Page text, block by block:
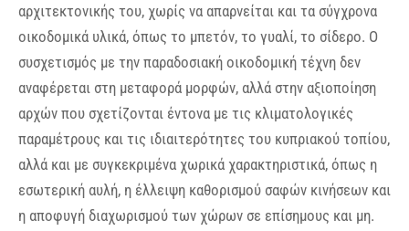
αρχιτεκτονικής του, χωρίς να απαρνείται και τα σύγχρονα
οικοδομικά υλικά, όπως το μπετόν, το γυαλί, το σίδερο. Ο
συσχετισμός με την παραδοσιακή οικοδομική τέχνη δεν
αναφέρεται στη μεταφορά μορφών, αλλά στην αξιοποίηση
αρχών που σχετίζονται έντονα με τις κλιματολογικές
παραμέτρους και τις ιδιαιτερότητες του κυπριακού τοπίου,
αλλά και με συγκεκριμένα χωρικά χαρακτηριστικά, όπως η
εσωτερική αυλή, η έλλειψη καθορισμού σαφών κινήσεων και
η αποφυγή διαχωρισμού των χώρων σε επίσημους και μη.